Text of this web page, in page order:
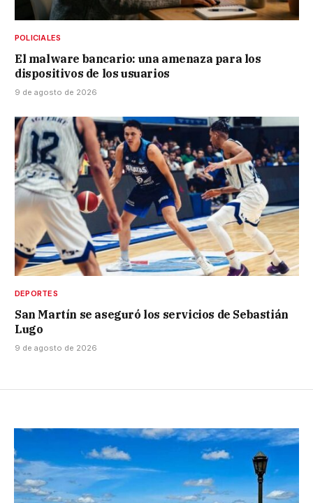
POLICIALES
El malware bancario: una amenaza para los
dispositivos de los usuarios
9 de agosto de 2026
DEPORTES
San Martín se aseguró los servicios de Sebastián
Lugo
9 de agosto de 2026